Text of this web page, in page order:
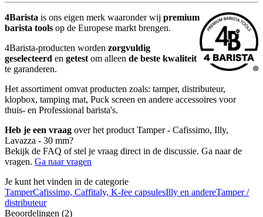
4Barista is ons eigen merk waaronder wij premium
barista tools op de Europese markt brengen.
4Barista-producten worden zorgvuldig
geselecteerd en getest om alleen de beste kwaliteit
te garanderen.
Het assortiment omvat producten zoals: tamper, distributeur,
klopbox, tamping mat, Puck screen en andere accessoires voor
thuis- en Professional barista's.
Heb je een vraag over het product Tamper - Cafissimo, Illy,
Lavazza - 30 mm?
Bekijk de FAQ of stel je vraag direct in de discussie. Ga naar de
vragen. Ga naar vragen
Je kunt het vinden in de categorie
TamperCafissimo, Caffitaly, K-fee capsulesIlly en andereTamper /
distributeur
Beoordelingen (2)